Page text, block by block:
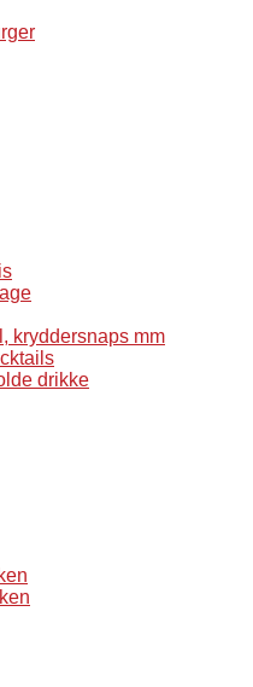
kryddersnaps mm
drikke